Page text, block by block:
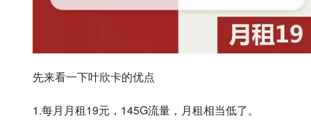
先来看一下叶欣卡的优点
1.每月月租19元，145G流量，月租相当低了。